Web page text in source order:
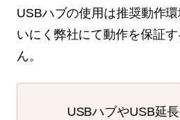
USBハブの使用は推奨動作
いにく弊社にて動作を保証
ん。
USBハブやUSB延